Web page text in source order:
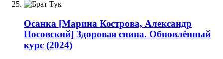
Осанка [Марина Кострова, Александр
Носовский] Здоровая спина. Обновлённый
курс (2024)